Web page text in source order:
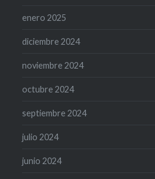
enero 2025
diciembre 2024
noviembre 2024
octubre 2024
septiembre 2024
julio 2024
junio 2024